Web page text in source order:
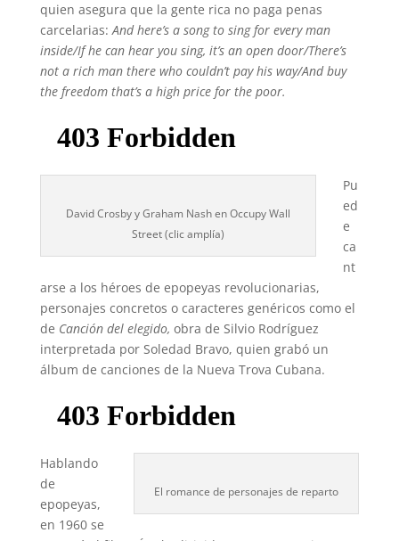
quien asegura que la gente rica no paga penas
carcelarias:And here’s a song to sing for every man
inside/If he can hear you sing, it’s an open door/There’s
not a rich man there who couldn’t pay his way/And buy
the freedom that’s a high price for the poor.
David Crosby y Graham Nash en Occupy Wall
Street (clic amplía)
Pu
ed
e
ca
nt
arse a los héroes de epopeyas revolucionarias,
personajes concretos o caracteres genéricos como el
de Canción del elegido, obra de Silvio Rodríguez
interpretada por Soledad Bravo, quien grabó un
álbum de canciones de la Nueva Trova Cubana.
El romance de personajes de reparto
Hablando
de
epopeyas,
en 1960 se